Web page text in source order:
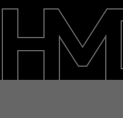
Informazioni su
Ripara, riutilizza,
Sostenibilità
Assistenza